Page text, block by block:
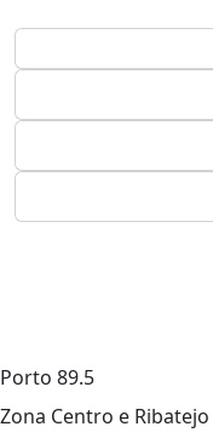
Porto 89.5
Zona Centro e Ribatejo